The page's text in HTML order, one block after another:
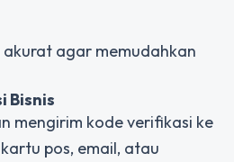
agar memudahkan
Bisnis
mengirim kode verifikasi ke
pos, email, atau